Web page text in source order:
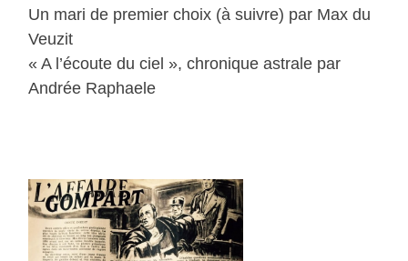
Un mari de premier choix (à suivre) par Max du
Veuzit
« A l’écoute du ciel », chronique astrale par
Andrée Raphaele